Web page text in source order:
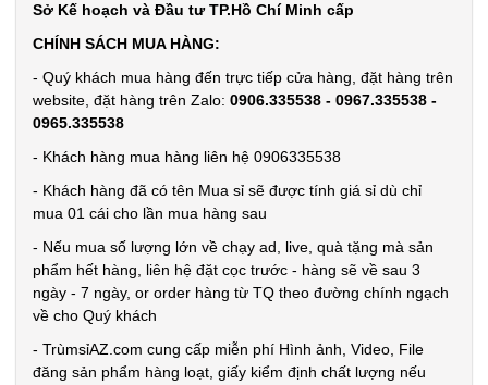
Sở Kế hoạch và Đầu tư TP.Hồ Chí Minh cấp
CHÍNH SÁCH MUA HÀNG:
- Quý khách mua hàng đến trực tiếp cửa hàng, đặt hàng trên
website, đặt hàng trên Zalo: 0906.335538 - 0967.335538 -
0965.335538
- Khách hàng mua hàng liên hệ 0906335538
- Khách hàng đã có tên Mua sỉ sẽ được tính giá sỉ dù chỉ
mua 01 cái cho lần mua hàng sau
- Nếu mua số lượng lớn về chạy ad, live, quà tặng mà sản
phẩm hết hàng, liên hệ đặt cọc trước - hàng sẽ về sau 3
ngày - 7 ngày, or order hàng từ TQ theo đường chính ngạch
về cho Quý khách
- TrùmsỉAZ.com cung cấp miễn phí Hình ảnh, Video, File
đăng sản phẩm hàng loạt, giấy kiểm định chất lượng nếu